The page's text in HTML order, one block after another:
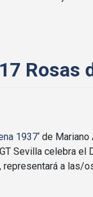
1937‘ de Mariano
Sevilla celebra el
a las/